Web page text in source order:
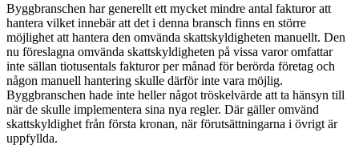
Byggbranschen har generellt ett mycket mindre antal fakturor att
hantera vilket innebär att det i denna bransch finns en större
möjlighet att hantera den omvända skattskyldigheten manuellt. Den
nu föreslagna omvända skattskyldigheten på vissa varor omfattar
inte sällan tiotusentals fakturor per månad för berörda företag och
någon manuell hantering skulle därför inte vara möjlig.
Byggbranschen hade inte heller något tröskelvärde att ta hänsyn till
när de skulle implementera sina nya regler. Där gäller omvänd
skattskyldighet från första kronan, när förutsättningarna i övrigt är
uppfyllda.